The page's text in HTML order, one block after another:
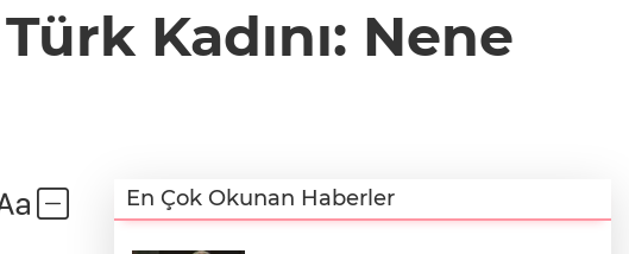
Kadını: Nene
En Çok Okunan Haberler